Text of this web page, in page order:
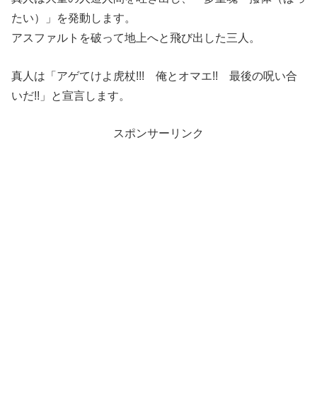
たい）」を発動します。
アスファルトを破って地上へと飛び出した三人。
真人は「アゲてけよ虎杖!!! 俺とオマエ!! 最後の呪い合
いだ!!」と宣言します。
スポンサーリンク